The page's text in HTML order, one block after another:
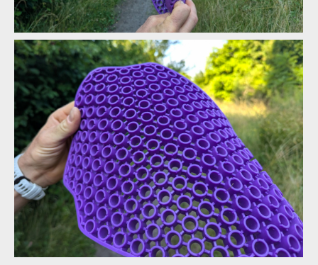
Biodegradabilní chráničová vesta G-Form MX Spike Chest +
Back Shirt
Biodegradabilní chráničová vesta G-Form MX Spike Chest +
Back Shirt
Biodegradabilní chráničová vesta G-Form MX Spike Chest +
Back Shirt
Biodegradabilní chráničová vesta G-Form MX Spike Chest +
Back Shirt
Biodegradabilní chráničová vesta G-Form MX Spike Chest +
Back Shirt
Biodegradabilní chráničová vesta G-Form MX Spike Chest +
Back Shirt